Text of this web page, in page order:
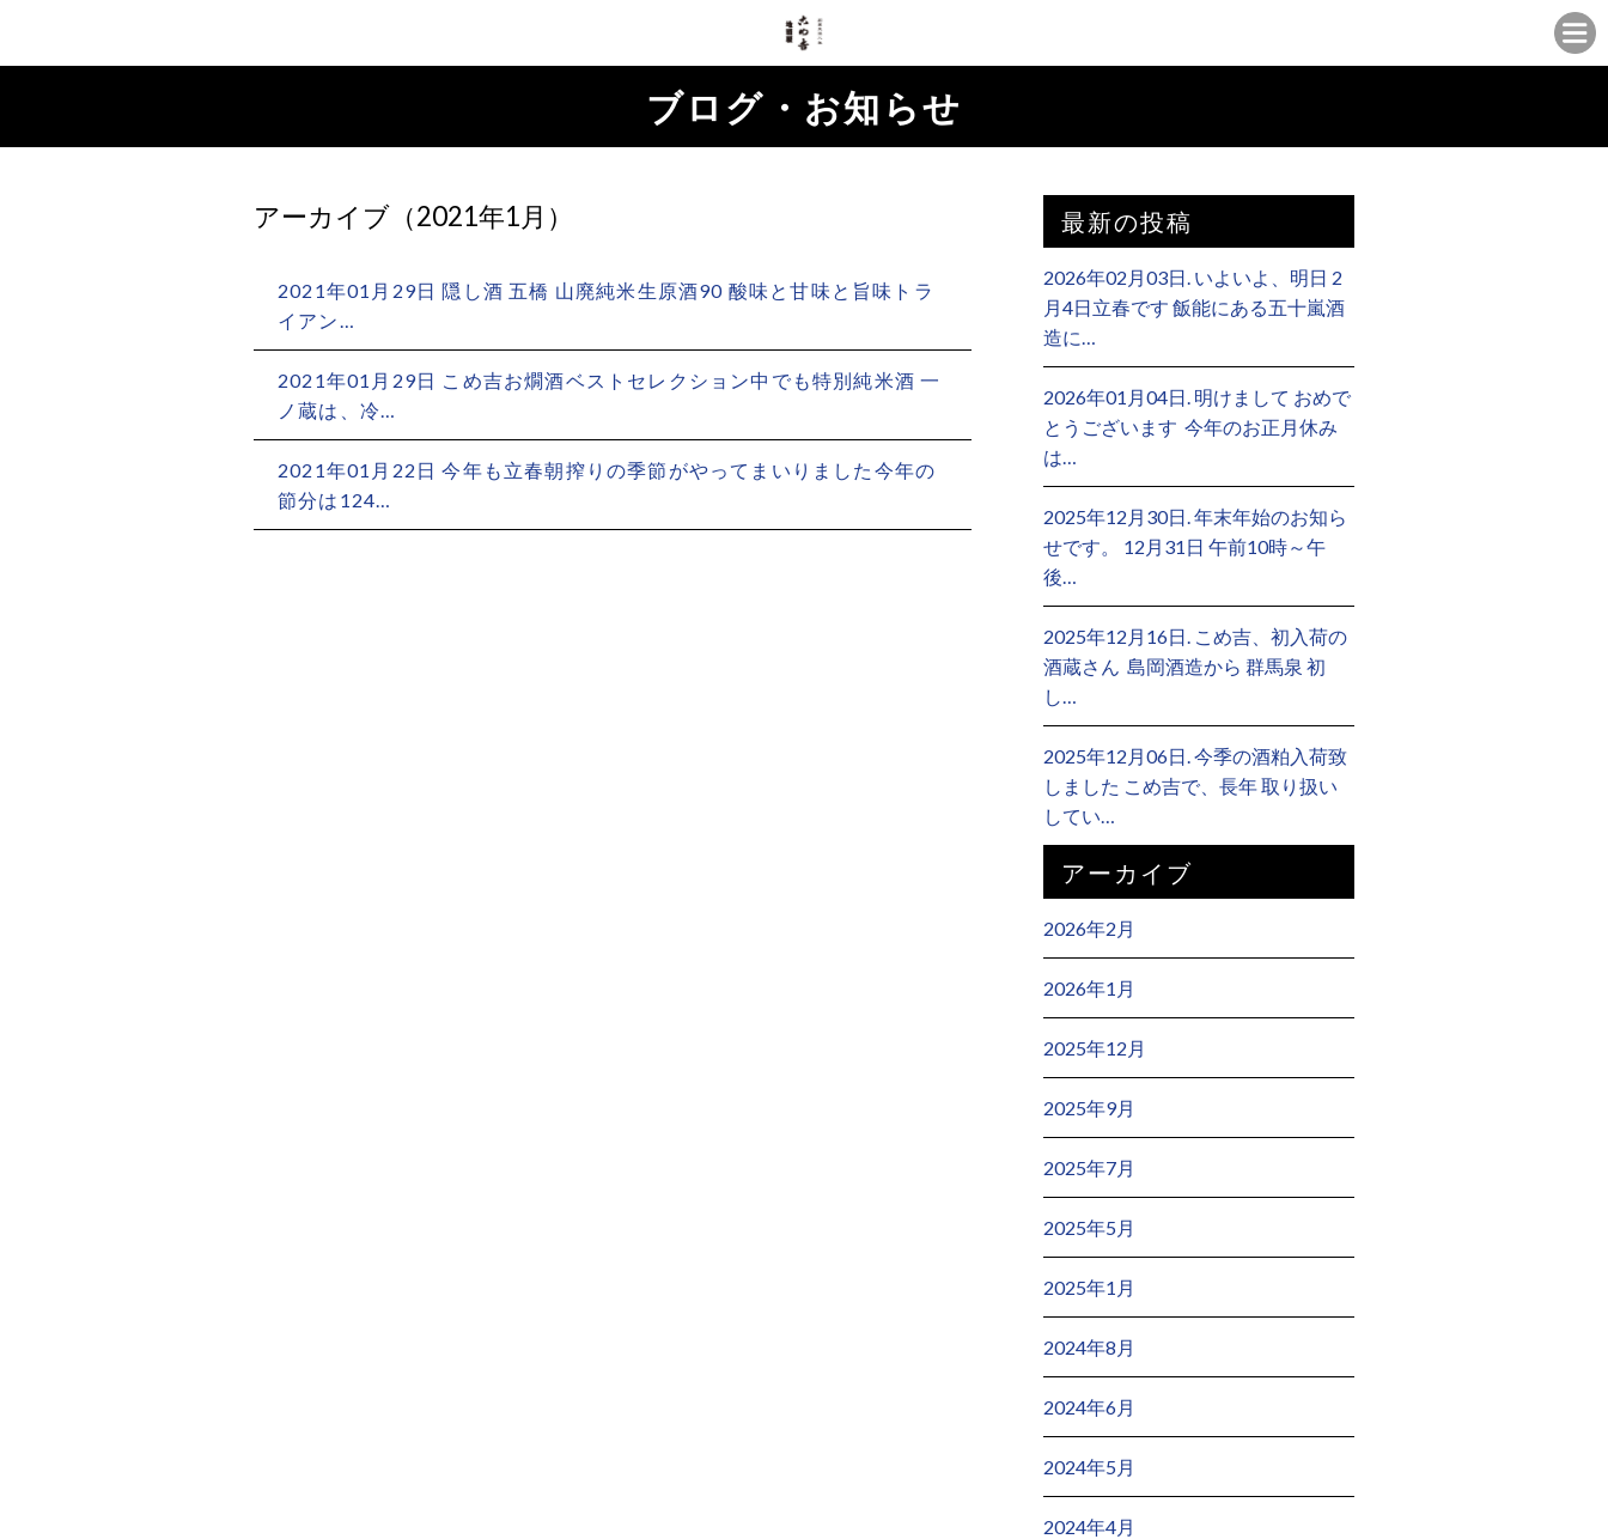
ブログ・お知らせ
アーカイブ（2021年1月）
2021年01月29日 隠し酒 五橋 山廃純米生原酒90 酸味と甘味と旨味トラ
イアン…
2021年01月29日 こめ吉お燗酒ベストセレクション中でも特別純米酒 一
ノ蔵は、冷…
2021年01月22日 今年も立春朝搾りの季節がやってまいりました今年の
節分は124…
最新の投稿
2026年02月03日. いよいよ、明日 2
月4日立春です 飯能にある五十嵐酒
造に…
2026年01月04日. 明けまして おめで
とうございます ⁡ 今年のお正月休み
は…
2025年12月30日. 年末年始のお知ら
せです。 12月31日 午前10時～午
後…
2025年12月16日. こめ吉、初入荷の
酒蔵さん ⁡ 島岡酒造から 群馬泉 初
し…
2025年12月06日. 今季の酒粕入荷致
しました こめ吉で、長年 取り扱い
してい…
アーカイブ
2026年2月
2026年1月
2025年12月
2025年9月
2025年7月
2025年5月
2025年1月
2024年8月
2024年6月
2024年5月
2024年4月